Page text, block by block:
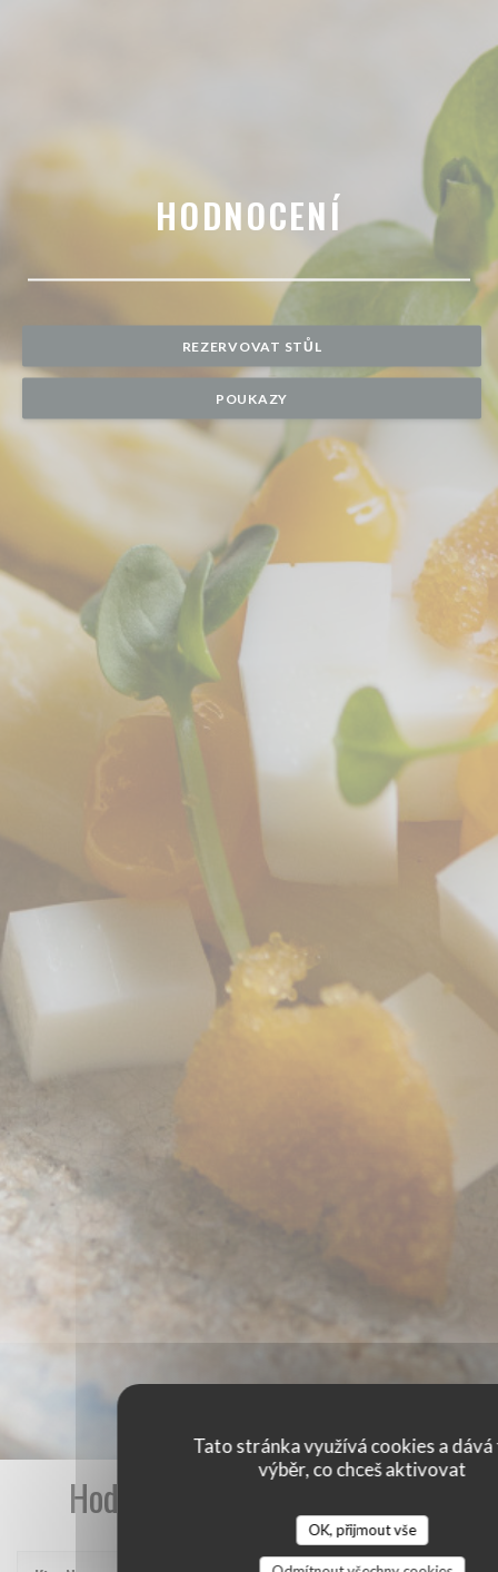
Tato stránka využívá cookies a dává
výběr, co chceš aktivovat
OK, přijmout vše
HODNOCENÍ
REZERVOVAT STŮL
POUKAZY
Hodnocení našich zákazníků